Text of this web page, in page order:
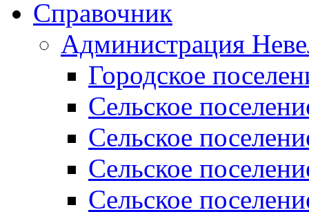
Справочник
Администрация
Городское
Сельское
Сельское
Сельское
Сельское